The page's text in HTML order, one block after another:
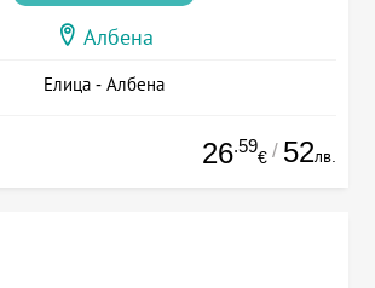
Албена
Елица - Албена
26.59
€ / 52лв.